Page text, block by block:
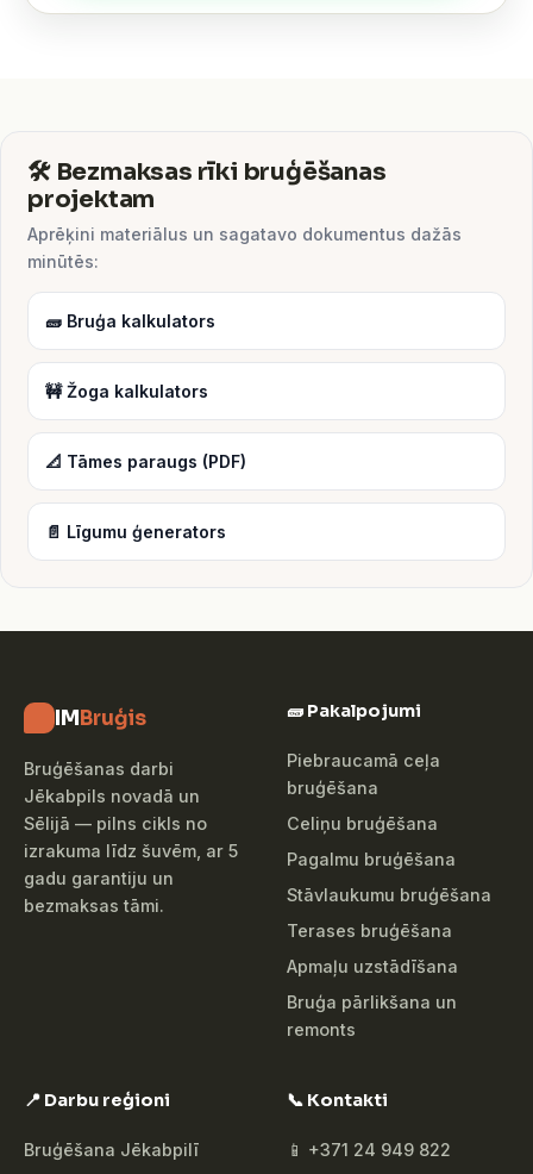
🛠️ Bezmaksas rīki bruģēšanas
projektam
Aprēķini materiālus un sagatavo dokumentus dažās
minūtēs:
🧱 Bruģa kalkulators
🚧 Žoga kalkulators
📐 Tāmes paraugs (PDF)
📄 Līgumu ģenerators
IMBruģis
Bruģēšanas darbi
Jēkabpils novadā un
Sēlijā — pilns cikls no
izrakuma līdz šuvēm, ar 5
gadu garantiju un
bezmaksas tāmi.
🧱 Pakalpojumi
Piebraucamā ceļa
bruģēšana
Celiņu bruģēšana
Pagalmu bruģēšana
Stāvlaukumu bruģēšana
Terases bruģēšana
Apmaļu uzstādīšana
Bruģa pārlikšana un
remonts
📍 Darbu reģioni
Bruģēšana Jēkabpilī
📞 Kontakti
📱 +371 24 949 822